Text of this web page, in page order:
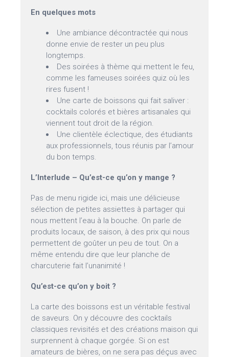
En quelques mots
Une ambiance décontractée qui nous
donne envie de rester un peu plus
longtemps.
Des soirées à thème qui mettent le feu,
comme les fameuses soirées quiz où les
rires fusent !
Une carte de boissons qui fait saliver :
cocktails colorés et bières artisanales qui
viennent tout droit de la région.
Une clientèle éclectique, des étudiants
aux professionnels, tous réunis par l’amour
du bon temps.
L’Interlude – Qu’est-ce qu’on y mange ?
Pas de menu rigide ici, mais une délicieuse
sélection de petites assiettes à partager qui
nous mettent l’eau à la bouche. On parle de
produits locaux, de saison, à des prix qui nous
permettent de goûter un peu de tout. On a
même entendu dire que leur planche de
charcuterie fait l’unanimité !
Qu’est-ce qu’on y boit ?
La carte des boissons est un véritable festival
de saveurs. On y découvre des cocktails
classiques revisités et des créations maison qui
surprennent à chaque gorgée. Si on est
amateurs de bières, on ne sera pas déçus avec